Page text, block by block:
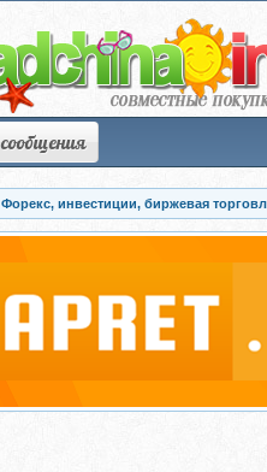
Форекс, инвестиции, биржевая